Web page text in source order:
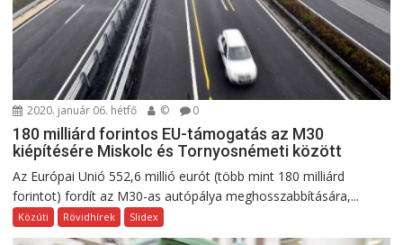
2020. január 06. hétfő © 0
180 milliárd forintos EU-támogatás az M30
kiépítésére Miskolc és Tornyosnémeti között
Az Európai Unió 552,6 millió eurót (több mint 180 milliárd
forintot) fordít az M30-as autópálya meghosszabbítására,...
Közúti Rövidhírek Slidex